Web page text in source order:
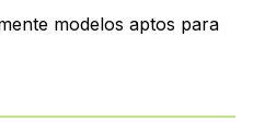
modelos aptos para